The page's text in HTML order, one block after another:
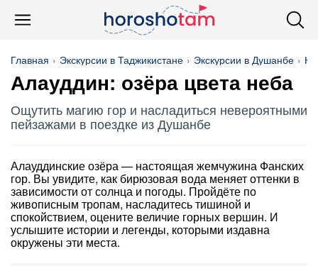
Главная Экскурсии в Таджикистане Экскурсии в Душанбе
Алауддин: озёра цвета неба
Ощутить магию гор и насладиться невероятными
пейзажами в поездке из Душанбе
Алауддинские озёра — настоящая жемчужина Фанских
гор. Вы увидите, как бирюзовая вода меняет оттенки в
зависимости от солнца и погоды. Пройдёте по
живописным тропам, насладитесь тишиной и
спокойствием, оцените величие горных вершин. И
услышите истории и легенды, которыми издавна
окружены эти места.